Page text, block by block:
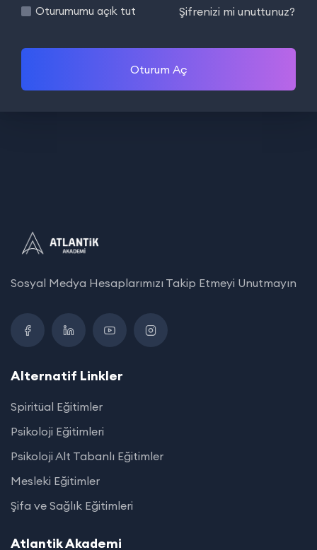
Oturumumu açık tut Şifrenizi mi unuttunuz?
Oturum Aç
Sosyal Medya Hesaplarımızı Takip Etmeyi Unutmayın
Alternatif Linkler
Spiritüal Eğitimler
Psikoloji Eğitimleri
Psikoloji Alt Tabanlı Eğitimler
Mesleki Eğitimler
Şifa ve Sağlık Eğitimleri
Atlantik Akademi